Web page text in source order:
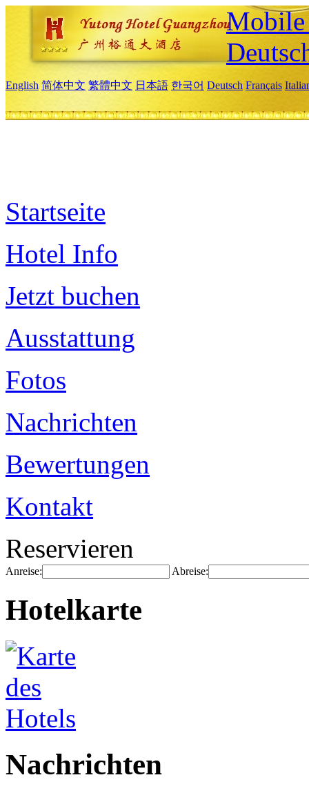
Mobile
English 简体中文 繁體中文 日本語 한국어 Deutsch Français
Startseite
Hotel Info
Jetzt buchen
Ausstattung
Fotos
Nachrichten
Bewertungen
Kontakt
Reservieren
Anreise: Abreise:
Hotelkarte
Nachrichten